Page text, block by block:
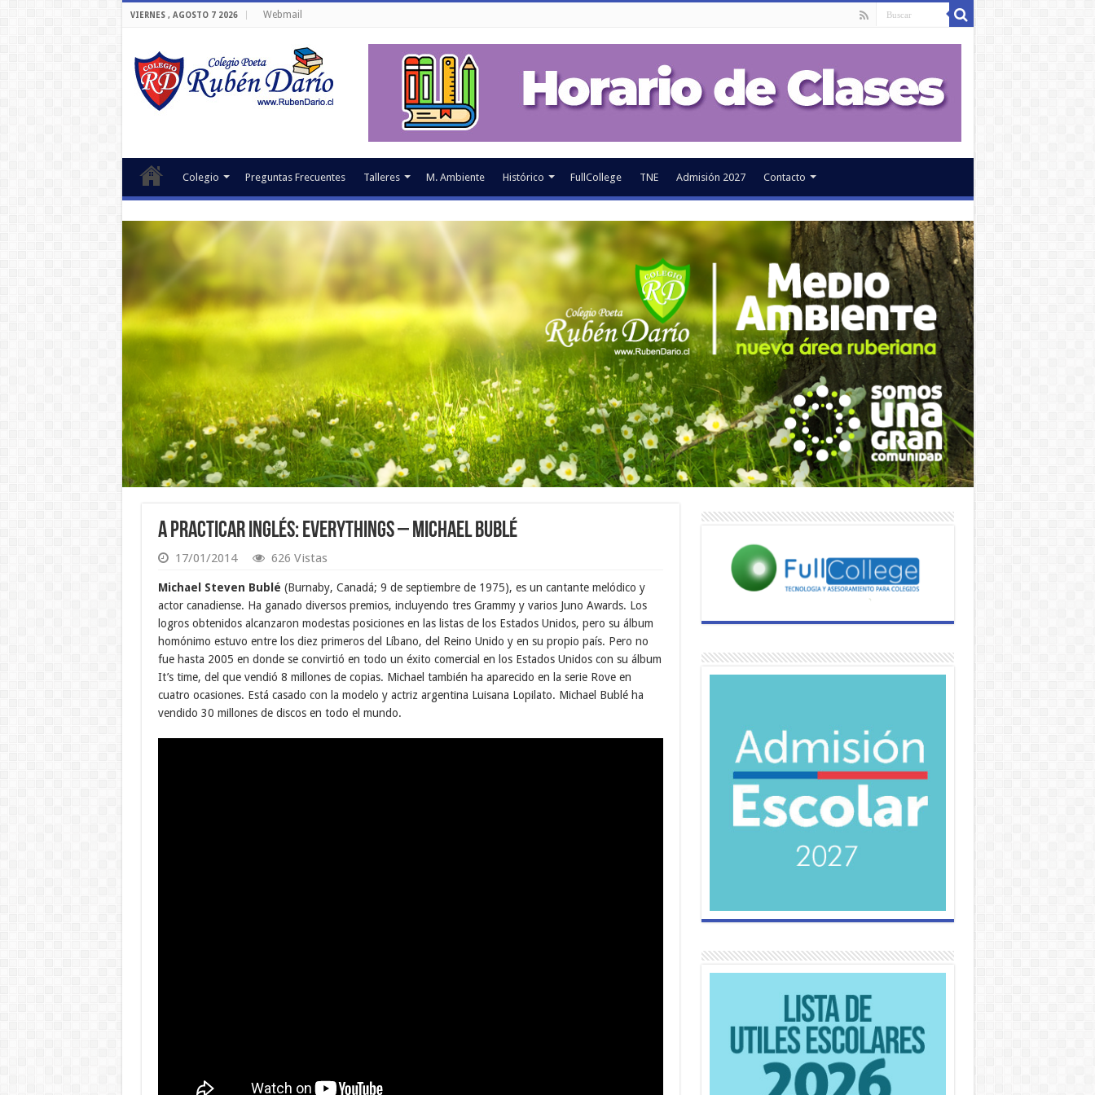
VIERNES , AGOSTO 7 2026 Webmail
Colegio Preguntas Frecuentes Talleres M. Ambiente Histórico FullCollege TNE Admisión 2027 Contacto
A practicar inglés: Everythings – Michael Bublé
17/01/2014 626 Vistas
Michael Steven Bublé (Burnaby, Canadá; 9 de septiembre de 1975), es un cantante melódico y
actor canadiense. Ha ganado diversos premios, incluyendo tres Grammy y varios Juno Awards. Los
logros obtenidos alcanzaron modestas posiciones en las listas de los Estados Unidos, pero su álbum
homónimo estuvo entre los diez primeros del Líbano, del Reino Unido y en su propio país. Pero no
fue hasta 2005 en donde se convirtió en todo un éxito comercial en los Estados Unidos con su álbum
It’s time, del que vendió 8 millones de copias. Michael también ha aparecido en la serie Rove en
cuatro ocasiones. Está casado con la modelo y actriz argentina Luisana Lopilato. Michael Bublé ha
vendido 30 millones de discos en todo el mundo.